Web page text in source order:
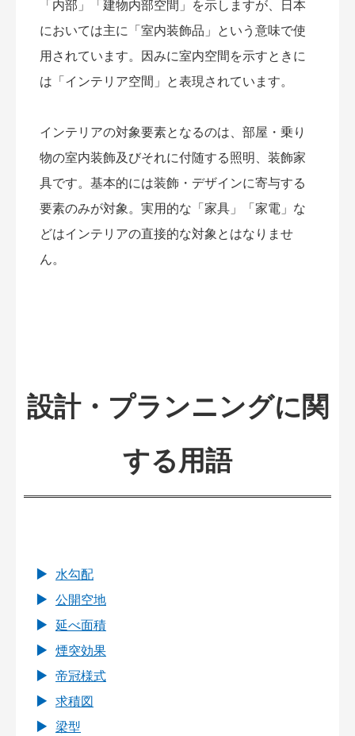
「内部」「建物内部空間」を示しますが、日本
においては主に「室内装飾品」という意味で使
用されています。因みに室内空間を示すときに
は「インテリア空間」と表現されています。
インテリアの対象要素となるのは、部屋・乗り
物の室内装飾及びそれに付随する照明、装飾家
具です。基本的には装飾・デザインに寄与する
要素のみが対象。実用的な「家具」「家電」な
どはインテリアの直接的な対象とはなりませ
ん。
設計・プランニングに関
する用語
水勾配
公開空地
延べ面積
煙突効果
帝冠様式
求積図
梁型